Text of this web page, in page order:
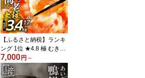
【ふるさと納税】ランキ
ング 1位 ★4.8 極 むき海
老 背ワタ無 ~3.4kg 訳あ
り ランキング 1位 大粒
背ワタ処理済 極むき海老
7,000円 ～